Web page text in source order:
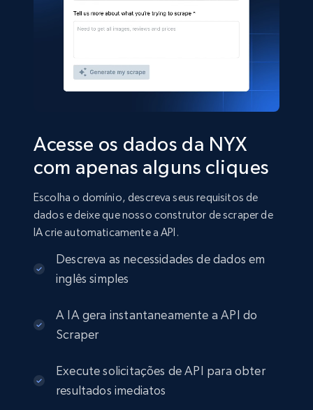
Acesse os dados da NYX
com apenas alguns cliques
Escolha o domínio, descreva seus requisitos de
dados e deixe que nosso construtor de scraper de
IA crie automaticamente a API.
Descreva as necessidades de dados em
inglês simples
A IA gera instantaneamente a API do
Scraper
Execute solicitações de API para obter
resultados imediatos